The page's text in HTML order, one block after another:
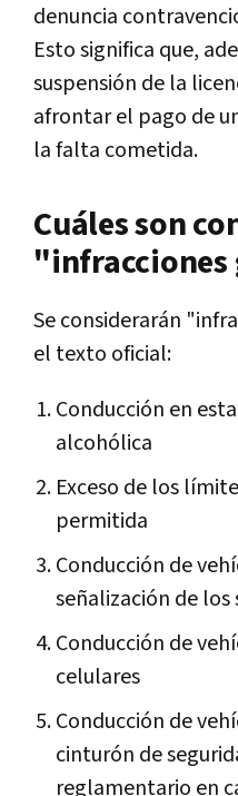
denuncia
Esto significa que,
suspensión de la
afrontar el pago de
la falta cometida.
Cuáles son
"infracciones
Se considerarán
el texto oficial:
Conducción en
alcohólica
Exceso de los
permitida
Conducción de
señalización de los
Conducción de
celulares
Conducción de
cinturón de
reglamentario en